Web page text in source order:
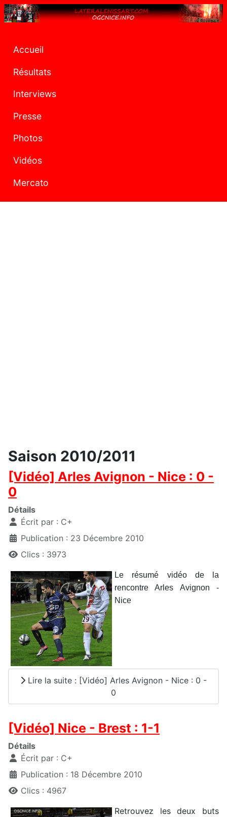
Accueil
Résultats
Interviews
Presse
Photos
Vidéos
Mercato
Saison 2010/2011
[Vidéo] Arles Avignon - Nice : 0 -
0
Détails
Écrit par : C+
Publication : 23 Décembre 2010
Clics : 3973
Le résumé vidéo de la
rencontre Arles Avignon -
Nice
Lire la suite : [Vidéo] Arles Avignon - Nice : 0 -
0
[Vidéo] Nice - Brest : 1-1
Détails
Écrit par : C+
Publication : 18 Décembre 2010
Clics : 4967
Retrouvez les deux buts